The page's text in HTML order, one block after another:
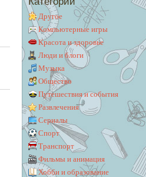
Другое
Компьютерные игры
Красота и здоровье
Люди и блоги
Музыка
Общество
Путешествия и события
Развлечения
Сериалы
Спорт
Транспорт
Фильмы и анимация
Хобби и образование